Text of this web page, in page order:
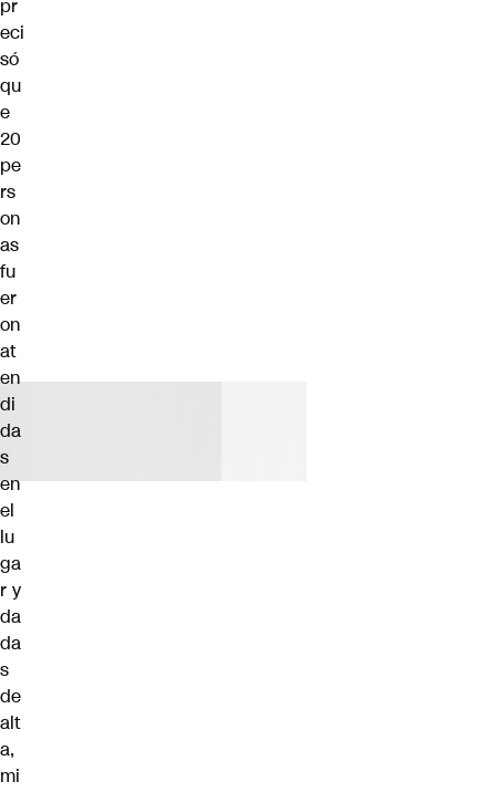
pr
eci
só
qu
e
20
pe
rs
on
as
fu
er
on
at
en
di
da
s
en
el
lu
ga
r y
da
da
s
de
alt
a,
mi